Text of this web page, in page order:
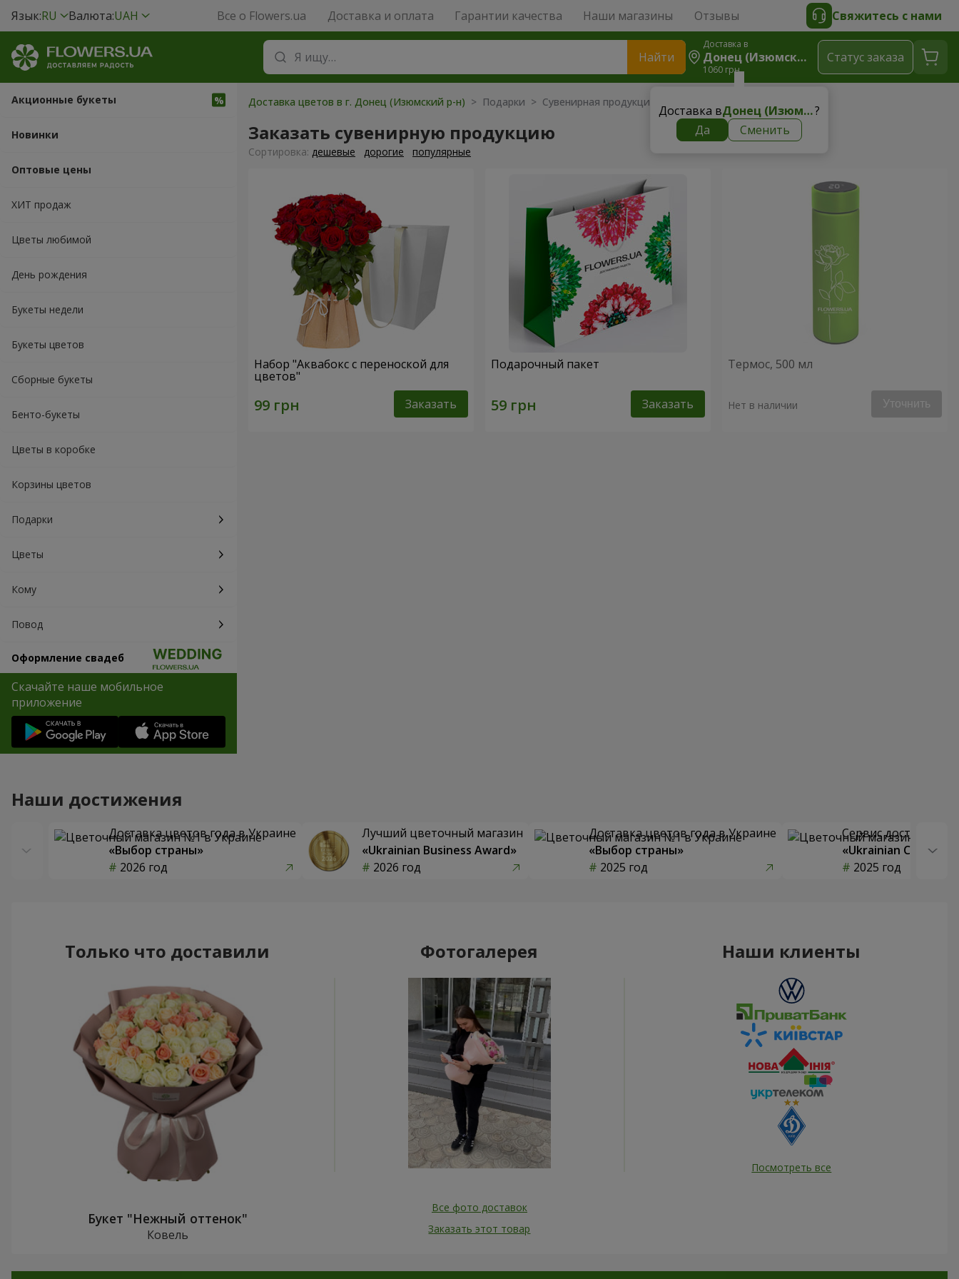
Язык:RU Валюта:UAH Все о Flowers.ua Доставка и оплата Гарантии качества Наши магазины Отзывы Свяжитесь с нами
Найти
Доставка в
Донец (Изюмский Р-Н)
1060 грн
Доставка в Донец (Изюмский р-н)?
Да
Сменить
Cтатус заказа
Акционные букеты
Новинки
Оптовые цены
ХИТ продаж
Цветы любимой
День рождения
Букеты недели
Букеты цветов
Сборные букеты
Бенто-букеты
Цветы в коробке
Корзины цветов
Подарки
Цветы
Кому
Повод
Оформление свадеб
Скачайте наше мобильное
приложение
Доставка цветов в г. Донец (Изюмский р-н) > Подарки > Сувенирная продукция
Заказать сувенирную продукцию
Cортировка: дешевые дорогие популярные
Набор "Аквабокс с переноской для
цветов"
Заказать
Подарочный пакет
Заказать
Термос, 500 мл
Нет в наличии Уточнить
Наши достижения
Доставка цветов года в Украине
«Выбор страны»
2026 год
Лучший цветочный магазин
«Ukrainian Business Award»
2026 год
Доставка цветов года в Украине
«Выбор страны»
2025 год
Сервис доставки
«Ukrainian Choice»
2025 год
Только что доставили
Букет "Нежный оттенок"
Ковель
Фотогалерея
Все фото доставок
Заказать этот товар
Наши клиенты
Посмотреть все